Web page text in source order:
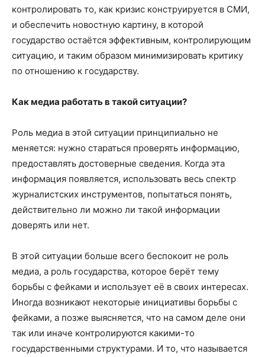
контролировать то, как кризис конструируется в СМИ,
и обеспечить новостную картину, в которой
государство остаётся эффективным, контролирующим
ситуацию, и таким образом минимизировать критику
по отношению к государству.
Какмедиа работать в такой ситуации?
Роль медиа в этой ситуации принципиально не
меняется: нужно стараться проверять информацию,
предоставлять достоверные сведения. Когда эта
информация появляется, использовать весь спектр
журналистских инструментов, попытаться понять,
действительно ли можно ли такой информации
доверять или нет.
В этой ситуации больше всего беспокоит не роль
медиа, а роль государства, которое берёт тему
борьбы с фейками и использует её в своих интересах.
Иногда возникают некоторые инициативы борьбы с
фейками, а позже выясняется, что на самом деле они
так или иначе контролируются какими-то
государственными структурами. И то, что называется